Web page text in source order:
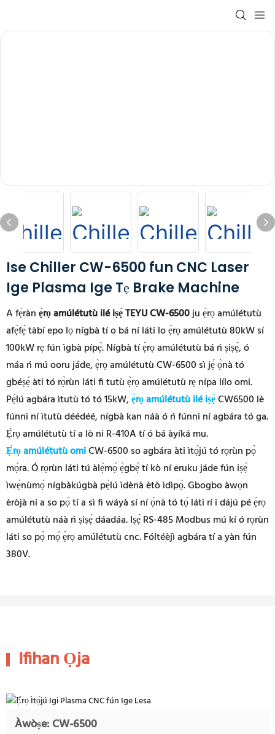
Ise Chiller CW-6500 fun CNC Laser
Ige Plasma Ige Tẹ Brake Machine
A fẹ́rànẹ̀rọ amúlétutù ilé iṣẹ́ TEYU CW-6500ju ẹ̀rọ amúlétutù
afẹ́fẹ́ tàbí epo lọ nígbà tí o bá ní láti lo ẹ̀rọ amúlétutù 80kW sí
100kW rẹ fún ìgbà pípẹ́. Nígbà tí ẹ̀rọ amúlétutù bá ń ṣiṣẹ́, ó
máa ń mú ooru jáde, ẹ̀rọ amúlétutù CW-6500 sì jẹ́ ọ̀nà tó
gbéṣẹ́ àti tó rọ̀rùn láti fi tutù ẹ̀rọ amúlétutù rẹ nípa lílo omi.
Pẹ̀lú agbára ìtutù tó tó 15kW,ẹ̀rọ amúlétutù ilé iṣẹ́CW6500 lè
fúnni ní ìtutù déédéé, nígbà kan náà ó ń fúnni ní agbára tó ga.
Ẹ̀rọ amúlétutù tí a lò ni R-410A tí ó bá àyíká mu.
Ẹ̀rọ amúlétutù omiCW-6500 so agbára àti ìtọ́jú tó rọrùn pọ̀
mọ́ra. Ó rọrùn láti tú àlẹ̀mọ́ ẹ̀gbẹ́ tí kò ní eruku jáde fún iṣẹ́
ìwẹ̀nùmọ́ nígbàkúgbà pẹ̀lú ìdènà ètò ìdìpọ̀. Gbogbo àwọn
èròjà ni a so pọ̀ tí a sì fi wáyà sí ní ọ̀nà tó tọ́ láti rí i dájú pé ẹ̀rọ
amúlétutù náà ń ṣiṣẹ́ dáadáa. Iṣẹ́ RS-485 Modbus mú kí ó rọrùn
láti so pọ̀ mọ́ ẹ̀rọ amúlétutù cnc. Fóltéèjì agbára tí a yàn fún
380V.
Ifihan Ọja
Àwòṣe: CW-6500